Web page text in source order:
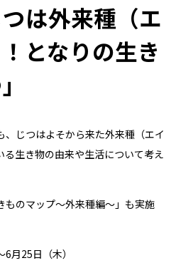
は外来種（エ
となりの生き
じつはよそから来た外来種（エイ
る生き物の由来や生活について考え
ものマップ〜外来種編〜」も実施
月25日（木）